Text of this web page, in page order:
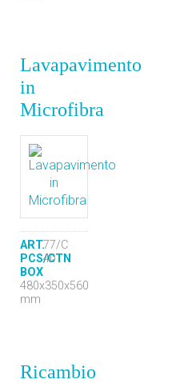
Lavapavimento
in
Microfibra
ART.77/C
PCS/CTN
40
BOX
480x350x560
mm
Ricambio